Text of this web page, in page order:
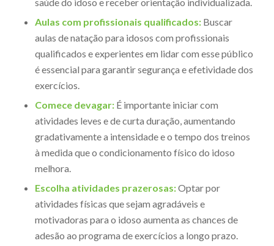
Aulas com profissionais qualificados:Buscar
aulas de natação para idosos com profissionais
qualificados e experientes em lidar com esse público
é essencial para garantir segurança e efetividade dos
exercícios.
Comece devagar:É importante iniciar com
atividades leves e de curta duração, aumentando
gradativamente a intensidade e o tempo dos treinos
à medida que o condicionamento físico do idoso
melhora.
Escolha atividades prazerosas:Optar por
atividades físicas que sejam agradáveis e
motivadoras para o idoso aumenta as chances de
adesão ao programa de exercícios a longo prazo.